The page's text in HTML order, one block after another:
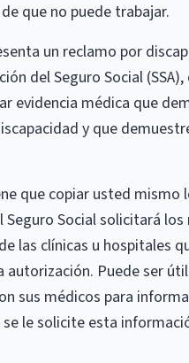
que no puede trabajar.
un reclamo por
del Seguro Social (SSA),
evidencia médica que
y que
que copiar usted mismo
Seguro Social solicitará
las clínicas u hospitales
autorización. Puede ser
sus médicos para
se le solicite esta